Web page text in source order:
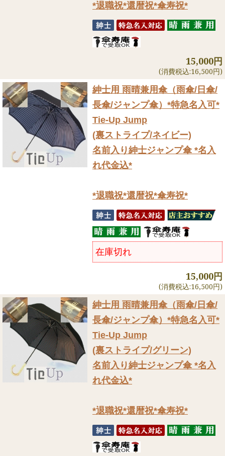
*退職祝*還暦祝*傘寿祝*
15,000円
(消費税込:16,500円)
紳士用 雨晴兼用傘（雨傘/日傘/
長傘/ジャンプ傘） *特急名入可*
Tie-Up Jump
(裏ストライプ/ネイビー)
名前入り紳士ジャンプ傘 *名入
れ代金込*
*退職祝*還暦祝*傘寿祝*
在庫切れ
15,000円
(消費税込:16,500円)
紳士用 雨晴兼用傘（雨傘/日傘/
長傘/ジャンプ傘） *特急名入可*
Tie-Up Jump
(裏ストライプ/グリーン)
名前入り紳士ジャンプ傘 *名入
れ代金込*
*退職祝*還暦祝*傘寿祝*